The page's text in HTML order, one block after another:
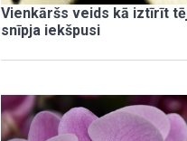
Vienkāršs veids kā iztīrīt
snīpja iekšpusi